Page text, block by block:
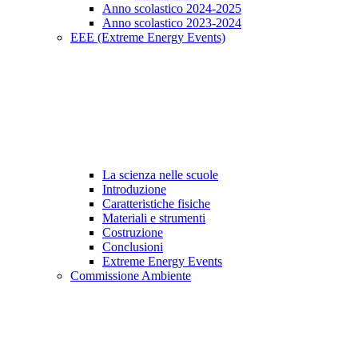
Anno scolastico 2024-2025
Anno scolastico 2023-2024
EEE (Extreme Energy Events)
La scienza nelle scuole
Introduzione
Caratteristiche fisiche
Materiali e strumenti
Costruzione
Conclusioni
Extreme Energy Events
Commissione Ambiente